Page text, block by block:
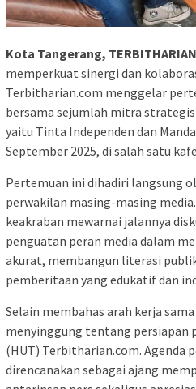
Kota Tangerang,
memperkuat sinergi dan
Terbitharian.com menggelar
bersama sejumlah mitra
yaitu Tinta Independen dan
September 2025, di salah satu
Pertemuan ini dihadiri langsung
perwakilan masing-masing
keakraban mewarnai jalannya
penguatan peran media dalam
akurat, membangun literasi
pemberitaan yang edukatif dan
Selain membahas arah kerja
menyinggung tentang persiapan
(HUT) Terbitharian.com. Agenda
direncanakan sebagai ajang